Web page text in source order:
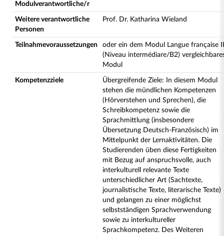
Modulverantwortliche/r
Weitere verantwortliche
Personen
Prof. Dr. Katharina Wieland
Teilnahmevoraussetzungen
oder ein dem Modul Langue française II
(Niveau intermédiare/B2)
Modul
Kompetenzziele
Übergreifende Ziele: In diesem Modul
stehen die mündlichen Kompetenzen
(Hörverstehen und Sprechen), die
Schreibkompetenz sowie die
Sprachmittlung (insbesondere
Übersetzung Deutsch-Französisch) im
Mittelpunkt der Lernaktivitäten. Die
Studierenden üben diese Fertigkeiten
mit Bezug auf anspruchsvolle, auch
interkulturell relevante Texte
unterschiedlicher Art (Sachtexte,
journalistische Texte, literarische Texte)
und gelangen zu einer möglichst
selbstständigen Sprachverwendung
sowie zu interkultureller
Sprachkompetenz. Des Weiteren